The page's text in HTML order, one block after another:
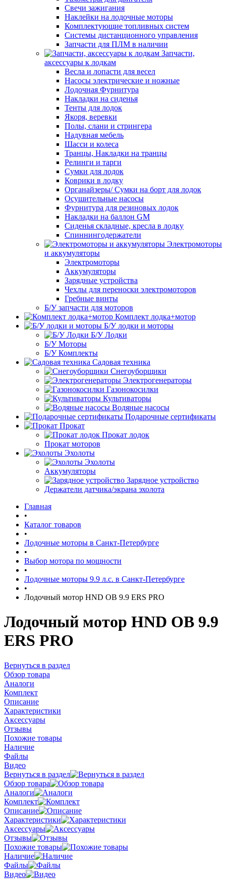
Свечи зажигания
Наклейки на лодочные моторы
Комплектующие топливных систем
Системы дистанционного управления
Запчасти для ПЛМ в наличии
Запчасти,
аксессуары к лодкам
Весла и лопасти для весел
Насосы электрические и ножные
Лодочная Фурнитура
Накладки на сиденья
Тенты для лодок
Якоря, веревки
Полы, слани и стрингера
Надувная мебель
Шасси и колеса
Транцы, Накладки на транцы
Релинги и тарги
Сумки для лодок
Коврики в лодку
Органайзеры/ Сумки на борт для лодок
Осушительные насосы
Фурнитура для резиновых лодок
Накладки на баллон GM
Сиденья складные, кресла в лодку
Спиннингодержатели
Электромоторы
и аккумуляторы
Электромоторы
Аккумуляторы
Зарядные устройства
Чехлы для переноски электромоторов
Гребные винты
Б/У запчасти для моторов
Комплект лодка+мотор
Б/У лодки и моторы
Б/У Лодки
Б/У Моторы
Б/У Комплекты
Садовая техника
Снегоуборщики
Электрогенераторы
Газонокосилки
Культиваторы
Водяные насосы
Подарочные сертификаты
Прокат
Прокат лодок
Прокат моторов
Эхолоты
Эхолоты
Аккумуляторы
Зарядное устройство
Держатели датчика/экрана эхолота
Главная
•
Каталог товаров
•
Лодочные моторы в Санкт-Петербурге
•
Выбор мотора по мощности
•
Лодочные моторы 9.9 л.с. в Санкт-Петербурге
•
Лодочный мотор HND OB 9.9 ERS PRO
Лодочный мотор HND OB 9.9
ERS PRO
Вернуться в раздел
Обзор товара
Аналоги
Комплект
Описание
Характеристики
Аксессуары
Отзывы
Похожие товары
Наличие
Файлы
Видео
Вернуться в раздел
Обзор товара
Аналоги
Комплект
Описание
Характеристики
Аксессуары
Отзывы
Похожие товары
Наличие
Файлы
Видео